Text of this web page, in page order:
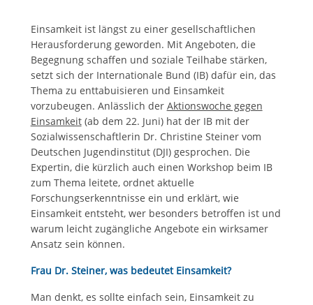
Einsamkeit ist längst zu einer gesellschaftlichen
Herausforderung geworden. Mit Angeboten, die
Begegnung schaffen und soziale Teilhabe stärken,
setzt sich der Internationale Bund (IB) dafür ein, das
Thema zu enttabuisieren und Einsamkeit
vorzubeugen. Anlässlich der Aktionswoche gegen
Einsamkeit(ab dem 22. Juni) hat der IB mit der
Sozialwissenschaftlerin Dr. Christine Steiner vom
Deutschen Jugendinstitut (DJI) gesprochen. Die
Expertin, die kürzlich auch einen Workshop beim IB
zum Thema leitete, ordnet aktuelle
Forschungserkenntnisse ein und erklärt, wie
Einsamkeit entsteht, wer besonders betroffen ist und
warum leicht zugängliche Angebote ein wirksamer
Ansatz sein können.
Frau Dr. Steiner, was bedeutet Einsamkeit?
Man denkt, es sollte einfach sein, Einsamkeit zu